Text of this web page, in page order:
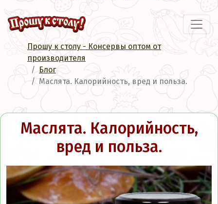
Прошу к столу - Консервы оптом от
производителя
Блог
Маслята. Калорийность, вред и польза.
Маслята. Калорийность,
вред и польза.